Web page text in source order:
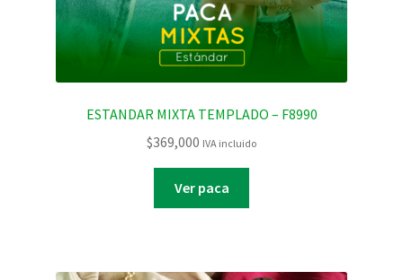
ESTANDAR MIXTA TEMPLADO – F8990
$369,000 IVA incluido
Ver paca